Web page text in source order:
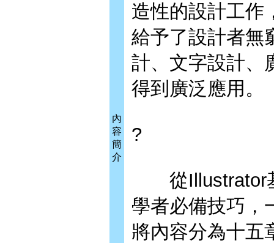
內
容
簡
介
造性的設計工作
給予了設計者無
計、文字設計、
得到廣泛應用。
?
從Illustrator基
學者必備技巧，
將內容分為十五